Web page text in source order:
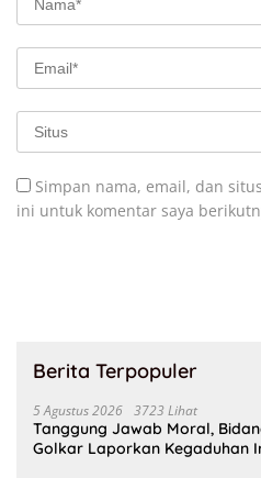
Simpan nama, email, dan
ini untuk komentar saya
Berita Terpopuler
5 Agustus 2026 3723 Lihat
Tanggung Jawab Moral,
Golkar Laporkan Kegaduhan